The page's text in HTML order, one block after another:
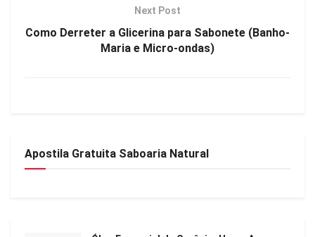
Next Post
Como Derreter a Glicerina para Sabonete (Banho-
Maria e Micro-ondas)
Apostila Gratuita Saboaria Natural